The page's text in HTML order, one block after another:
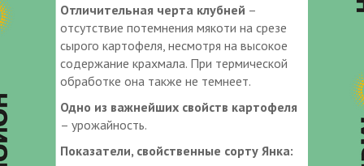
Отличительная черта клубней –
отсутствие потемнения мякоти на срезе
сырого картофеля, несмотря на высокое
содержание крахмала. При термической
обработке она также не темнеет.
Одно из важнейших свойств картофеля
– урожайность.
Показатели, свойственные сорту Янка: